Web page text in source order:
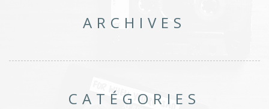
ARCHIVES
CATÉGORIES